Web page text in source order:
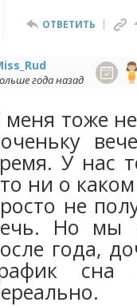
ОТВЕТИТЬ
года назад
меня тоже
У нас
ни о
не
Но мы
года,
сна